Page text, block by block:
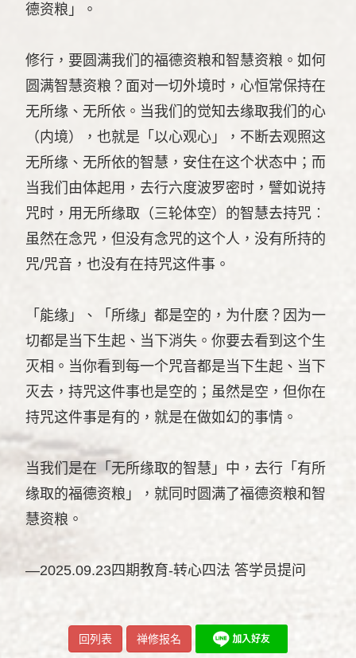
德资粮」。
修行，要圆满我们的福德资粮和智慧资粮。如何
圆满智慧资粮？面对一切外境时，心恒常保持在
无所缘、无所依。当我们的觉知去缘取我们的心
（内境），也就是「以心观心」，不断去观照这
无所缘、无所依的智慧，安住在这个状态中；而
当我们由体起用，去行六度波罗密时，譬如说持
咒时，用无所缘取（三轮体空）的智慧去持咒︰
虽然在念咒，但没有念咒的这个人，没有所持的
咒/咒音，也没有在持咒这件事。
「能缘」、「所缘」都是空的，为什麽？因为一
切都是当下生起、当下消失。你要去看到这个生
灭相。当你看到每一个咒音都是当下生起、当下
灭去，持咒这件事也是空的；虽然是空，但你在
持咒这件事是有的，就是在做如幻的事情。
当我们是在「无所缘取的智慧」中，去行「有所
缘取的福德资粮」，就同时圆满了福德资粮和智
慧资粮。
—2025.09.23四期教育-转心四法 答学员提问
回列表 禅修报名